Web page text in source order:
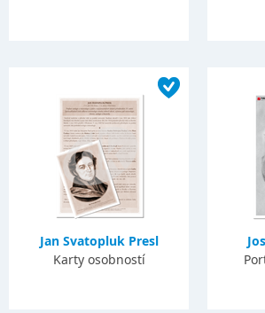
Jan Svatopluk Presl
Karty osobností